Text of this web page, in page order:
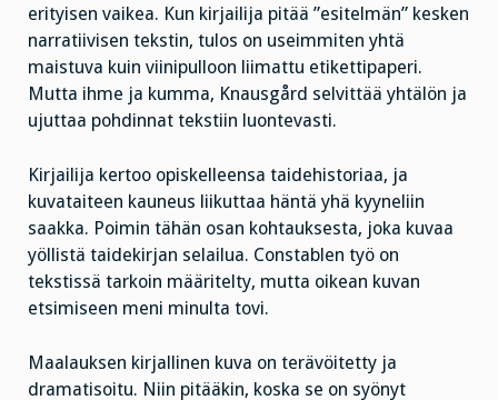
erityisen vaikea. Kun kirjailija pitää ”esitelmän” kesken
narratiivisen tekstin, tulos on useimmiten yhtä
maistuva kuin viinipulloon liimattu etikettipaperi.
Mutta ihme ja kumma, Knausgård selvittää yhtälön ja
ujuttaa pohdinnat tekstiin luontevasti.
Kirjailija kertoo opiskelleensa taidehistoriaa, ja
kuvataiteen kauneus liikuttaa häntä yhä kyyneliin
saakka. Poimin tähän osan kohtauksesta, joka kuvaa
yöllistä taidekirjan selailua. Constablen työ on
tekstissä tarkoin määritelty, mutta oikean kuvan
etsimiseen meni minulta tovi.
Maalauksen kirjallinen kuva on terävöitetty ja
dramatisoitu. Niin pitääkin, koska se on syönyt